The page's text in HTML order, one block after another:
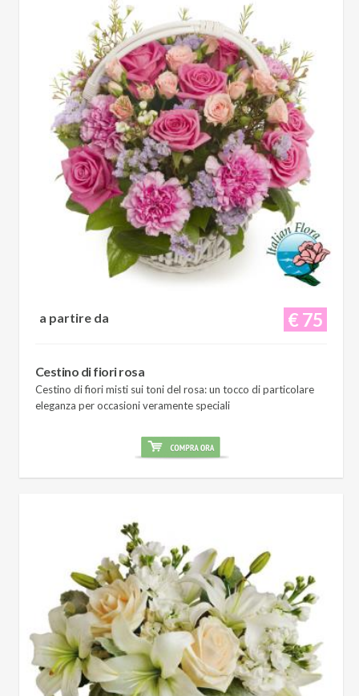
€ 75
a partire da
Cestino di fiori rosa
Cestino di fiori misti sui toni del rosa: un tocco di particolare
eleganza per occasioni veramente speciali